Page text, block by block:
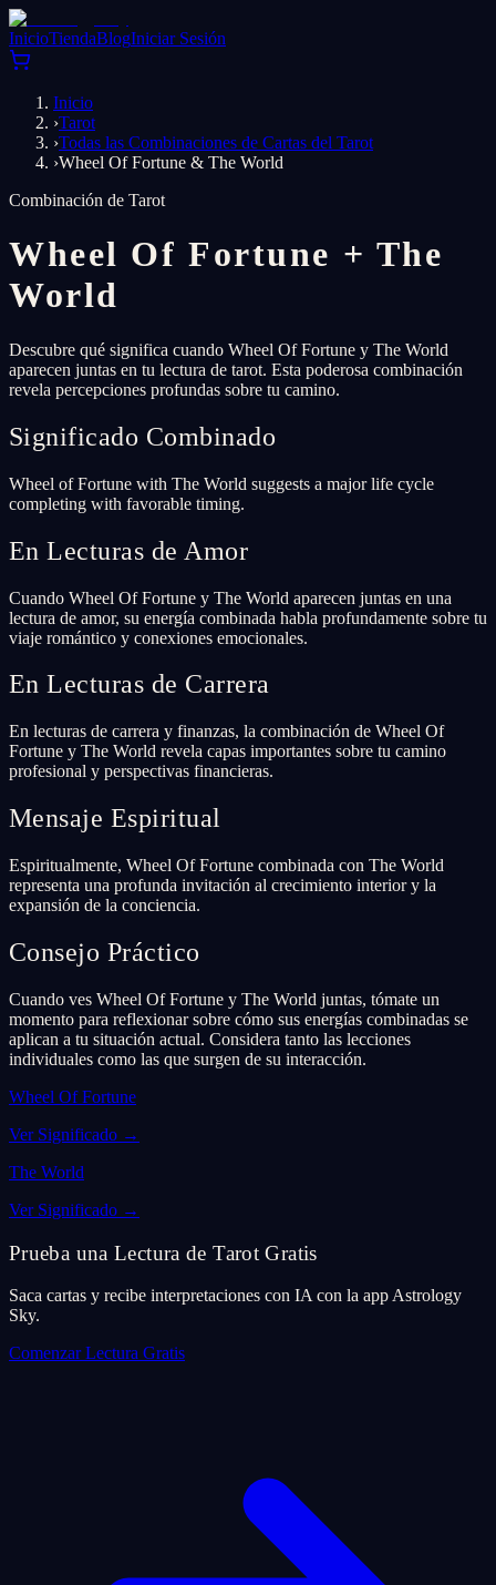
InicioTiendaBlogIniciar Sesión
Inicio
›Tarot
›Todas las Combinaciones de Cartas del Tarot
›Wheel Of Fortune & The World
Combinación de Tarot
Wheel Of Fortune + The
World
Descubre qué significa cuando Wheel Of Fortune y The World
aparecen juntas en tu lectura de tarot. Esta poderosa combinación
revela percepciones profundas sobre tu camino.
Significado Combinado
Wheel of Fortune with The World suggests a major life cycle
completing with favorable timing.
En Lecturas de Amor
Cuando Wheel Of Fortune y The World aparecen juntas en una
lectura de amor, su energía combinada habla profundamente sobre tu
viaje romántico y conexiones emocionales.
En Lecturas de Carrera
En lecturas de carrera y finanzas, la combinación de Wheel Of
Fortune y The World revela capas importantes sobre tu camino
profesional y perspectivas financieras.
Mensaje Espiritual
Espiritualmente, Wheel Of Fortune combinada con The World
representa una profunda invitación al crecimiento interior y la
expansión de la conciencia.
Consejo Práctico
Cuando ves Wheel Of Fortune y The World juntas, tómate un
momento para reflexionar sobre cómo sus energías combinadas se
aplican a tu situación actual. Considera tanto las lecciones
individuales como las que surgen de su interacción.
Wheel Of Fortune
Ver Significado →
The World
Ver Significado →
Prueba una Lectura de Tarot Gratis
Saca cartas y recibe interpretaciones con IA con la app Astrology
Sky.
Comenzar Lectura Gratis